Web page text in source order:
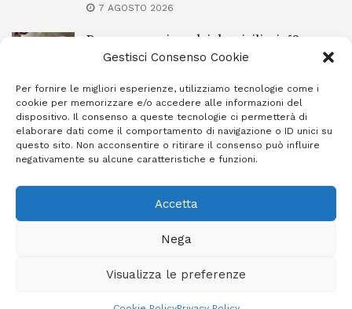
Gestisci Consenso Cookie
Per fornire le migliori esperienze, utilizziamo tecnologie come i
cookie per memorizzare e/o accedere alle informazioni del
dispositivo. Il consenso a queste tecnologie ci permetterà di
elaborare dati come il comportamento di navigazione o ID unici su
questo sito. Non acconsentire o ritirare il consenso può influire
negativamente su alcune caratteristiche e funzioni.
Accetta
Nega
Visualizza le preferenze
7 AGOSTO 2026
Ragusa, spacciava dai domiciliari: 52enne
finisce in carcere
Incendi a Modica, torna in libertà il
marocchino di 23 anni
7 AGOSTO 2026
Giornale Ibleo © 2023 - Powered byStudio Greco - Consulenza